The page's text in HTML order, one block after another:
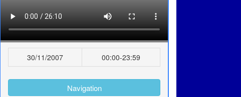
30/11/2007 00:00-23:59
Navigation